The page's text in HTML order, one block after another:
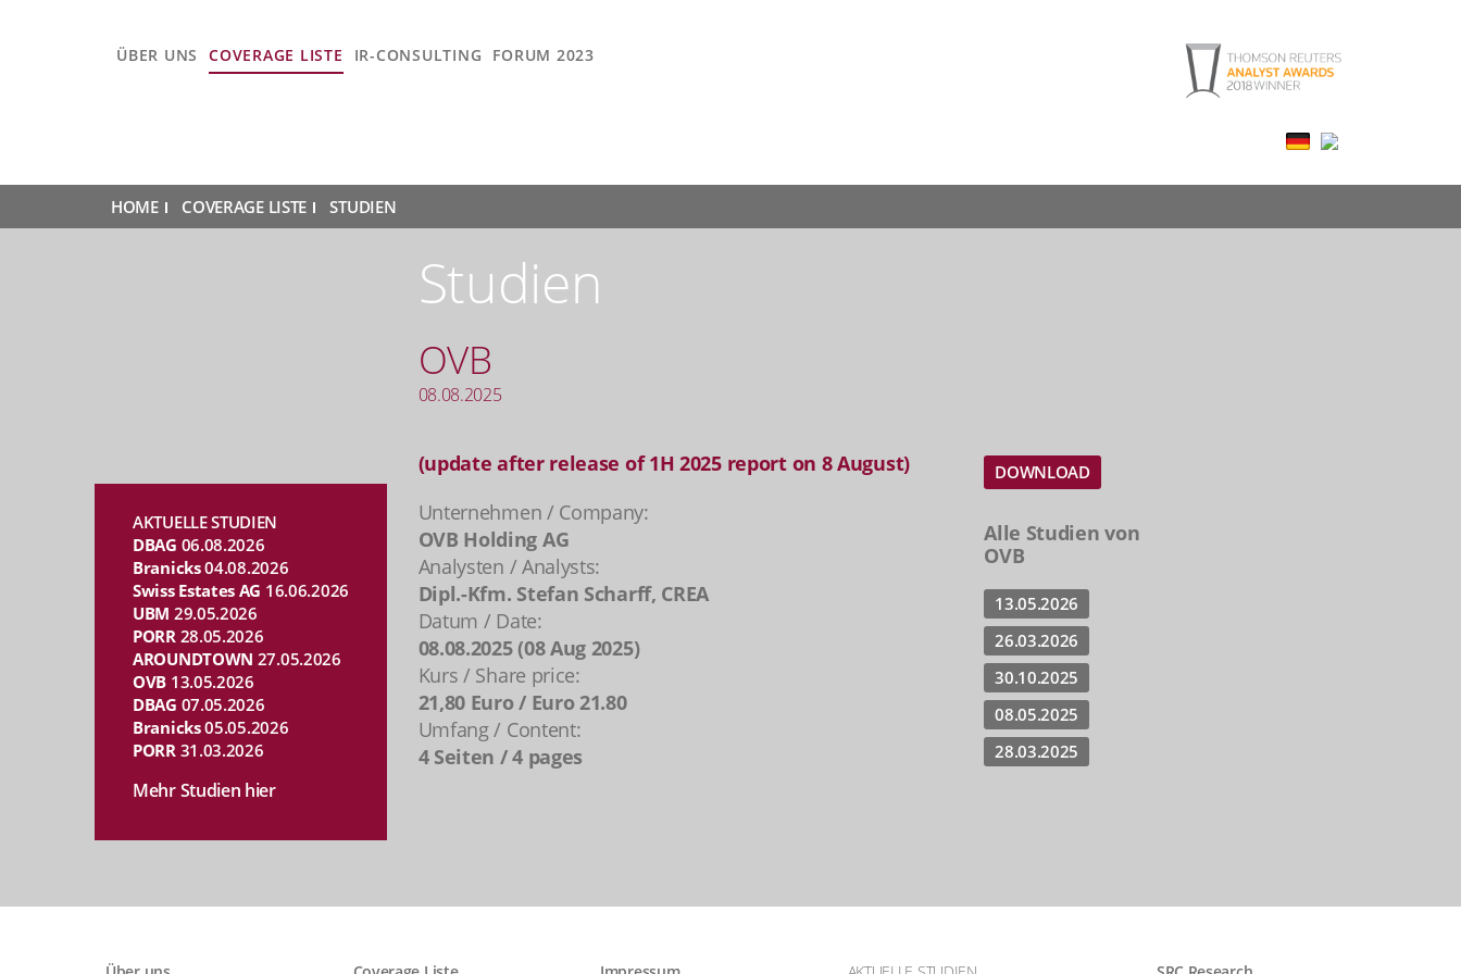
ÜBER UNS COVERAGE LISTE IR-CONSULTING FORUM 2023
HOME | COVERAGE LISTE | STUDIEN
Studien
AKTUELLE STUDIEN
DBAG 06.08.2026
Branicks04.08.2026
Swiss Estates AG 16.06.2026
UBM 29.05.2026
PORR 28.05.2026
AROUNDTOWN 27.05.2026
OVB 13.05.2026
DBAG 07.05.2026
Branicks05.05.2026
PORR 31.03.2026
Mehr Studien hier
OVB
08.08.2025
(update after release of 1H 2025 report on 8 August)
Unternehmen / Company:
OVB Holding AG
Analysten / Analysts:
Dipl.-Kfm. Stefan Scharff, CREA
Datum / Date:
08.08.2025 (08 Aug 2025)
Kurs / Share price:
21,80 Euro / Euro 21.80
Umfang / Content:
4 Seiten / 4 pages
DOWNLOAD
Alle Studien von
OVB
13.05.2026
26.03.2026
30.10.2025
08.05.2025
28.03.2025